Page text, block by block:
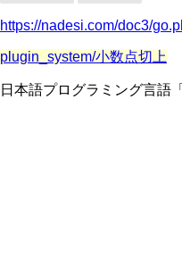
https://nadesi.com/doc3/
plugin_system/小数点切上
日本語プログラミング言語